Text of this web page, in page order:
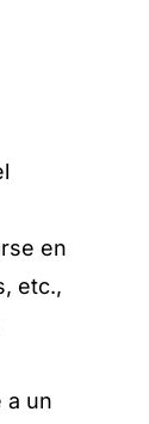
en
etc.,
a un